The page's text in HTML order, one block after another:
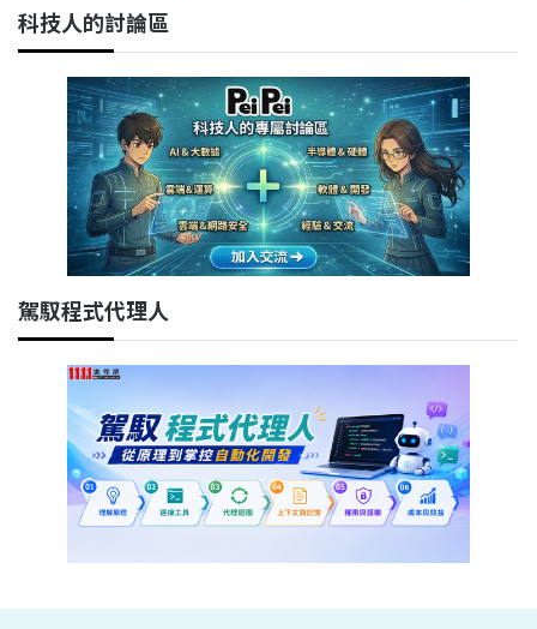
科技人的討論區
駕馭程式代理人